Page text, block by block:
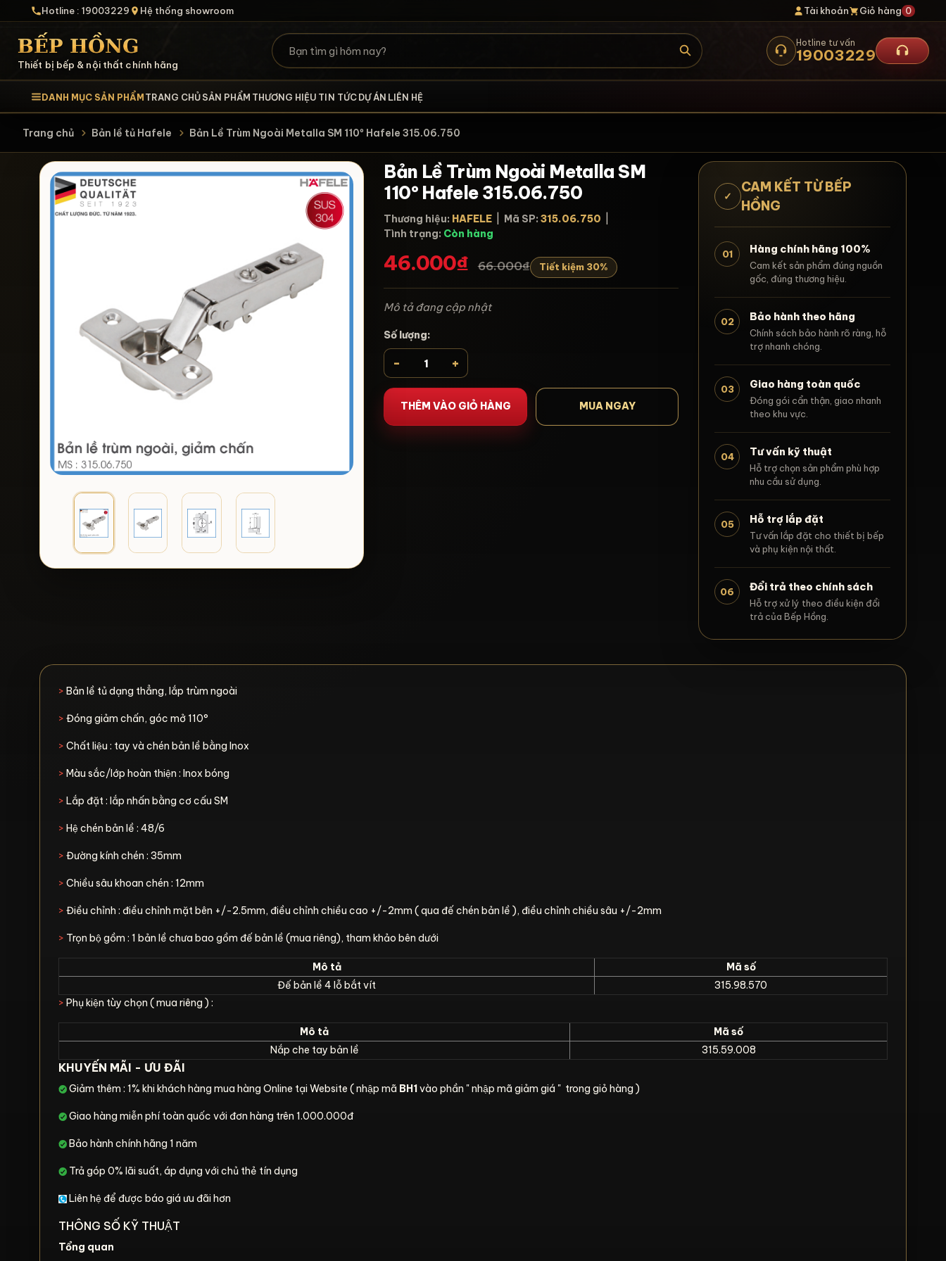
Hotline : 19003229 Hệ thống showroom Tài khoản Giỏ hàng 0
Thiết bị bếp & nội thất chính hãng
Hotline tư vấn
19003229
DANH MỤC SẢN PHẨMTRANG CHỦSẢN PHẨM THƯƠNG HIỆU TIN TỨC DỰ ÁN LIÊN HỆ
Trang chủ Bản lề tủ Hafele Bản Lề Trùm Ngoài Metalla SM 110º Hafele 315.06.750
Bản Lề Trùm Ngoài Metalla SM
110º Hafele 315.06.750
Thương hiệu: HAFELE Mã SP: 315.06.750
Tình trạng: Còn hàng
46.000₫ 66.000₫ Tiết kiệm 30%
Mô tả đang cập nhật
Số lượng:
- +
THÊM VÀO GIỎ HÀNG MUA NGAY
✓
CAM KẾT TỪ BẾP
HỒNG
01 Hàng chính hãng 100%
Cam kết sản phẩm đúng nguồn
gốc, đúng thương hiệu.
02 Bảo hành theo hãng
Chính sách bảo hành rõ ràng, hỗ
trợ nhanh chóng.
03 Giao hàng toàn quốc
Đóng gói cẩn thận, giao nhanh
theo khu vực.
04 Tư vấn kỹ thuật
Hỗ trợ chọn sản phẩm phù hợp
nhu cầu sử dụng.
05 Hỗ trợ lắp đặt
Tư vấn lắp đặt cho thiết bị bếp
và phụ kiện nội thất.
06 Đổi trả theo chính sách
Hỗ trợ xử lý theo điều kiện đổi
trả của Bếp Hồng.
> Bản lề tủ dạng thẳng, lắp trùm ngoài
> Đóng giảm chấn, góc mở 110°
> Chất liệu : tay và chén bản lề bằng Inox
> Màu sắc/lớp hoàn thiện : Inox bóng
> Lắp đặt : lắp nhấn bằng cơ cấu SM
> Hệ chén bản lề : 48/6
> Đường kính chén : 35mm
> Chiều sâu khoan chén : 12mm
> Điều chỉnh : điều chỉnh mặt bên +/-2.5mm, điều chỉnh chiều cao +/-2mm ( qua đế chén bản lề ), điều chỉnh chiều sâu +/-2mm
> Trọn bộ gồm : 1 bản lề chưa bao gồm đế bản lề (mua riêng), tham khảo bên dưới
Mô tả
Mã số
Đế bản lề 4 lỗ bắt vít
315.98.570
> Phụ kiện tùy chọn ( mua riêng ) :
Mô tả
Mã số
Nắp che tay bản lề
315.59.008
KHUYẾN MÃI - ƯU ĐÃI
Giảm thêm : 1% khi khách hàng mua hàng Online tại Website ( nhập mã BH1vào phần " nhập mã giảm giá " trong giỏ hàng )
Giao hàng miễn phí toàn quốc với đơn hàng trên 1.000.000đ
Bảo hành chính hãng 1 năm
Trả góp 0% lãi suất, áp dụng với chủ thẻ tín dụng
Liên hệ để được báo giá ưu đãi hơn
THÔNG SỐ KỸ THUẬT
Tổng quan